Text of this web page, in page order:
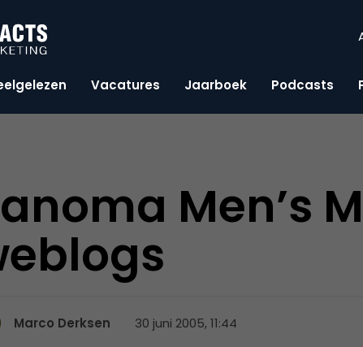
Vacatures Jaarboek Podcasts
Men’s
Marco Derksen 30 juni 2005, 11:44